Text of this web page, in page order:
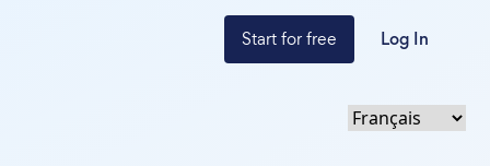
Start for free Log In